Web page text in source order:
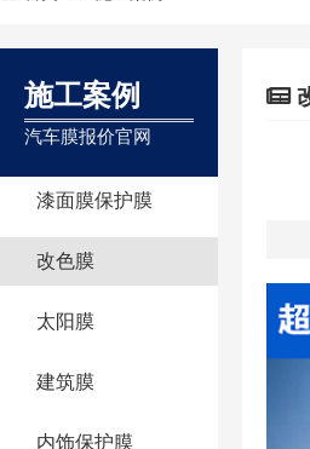
施工案例
汽车膜报价官网
漆面膜保护膜
改色膜
太阳膜
建筑膜
内饰保护膜